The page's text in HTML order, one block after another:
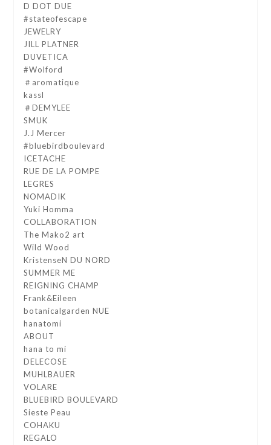
D DOT DUE
#stateofescape
JEWELRY
JILL PLATNER
DUVETICA
#Wolford
＃aromatique
kassl
＃DEMYLEE
SMUK
J.J Mercer
#bluebirdboulevard
ICETACHE
RUE DE LA POMPE
LEGRES
NOMADIK
Yuki Homma
COLLABORATION
The Mako2 art
Wild Wood
KristenseN DU NORD
SUMMER ME
REIGNING CHAMP
Frank&Eileen
botanicalgarden NUE
hanatomi
ABOUT
hana to mi
DELECOSE
MUHLBAUER
VOLARE
BLUEBIRD BOULEVARD
Sieste Peau
COHAKU
REGALO